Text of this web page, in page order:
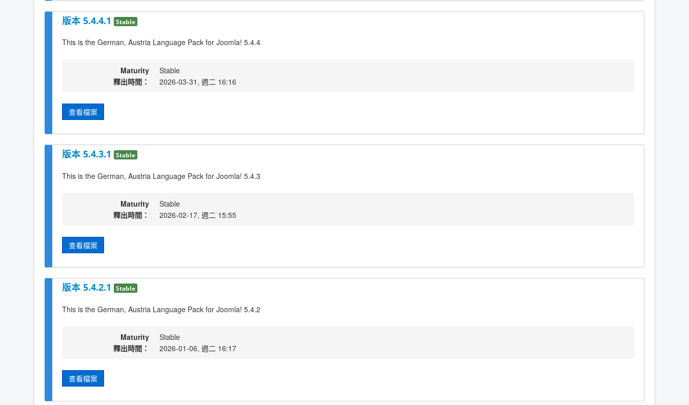
版本 5.4.4.1 Stable
This is the German, Austria Language Pack for Joomla! 5.4.4
Maturity
Stable
釋出時間：
2026-03-31, 週二 16:16
查看檔案
版本 5.4.3.1 Stable
This is the German, Austria Language Pack for Joomla! 5.4.3
Maturity
Stable
釋出時間：
2026-02-17, 週二 15:55
查看檔案
版本 5.4.2.1 Stable
This is the German, Austria Language Pack for Joomla! 5.4.2
Maturity
Stable
釋出時間：
2026-01-06, 週二 16:17
查看檔案